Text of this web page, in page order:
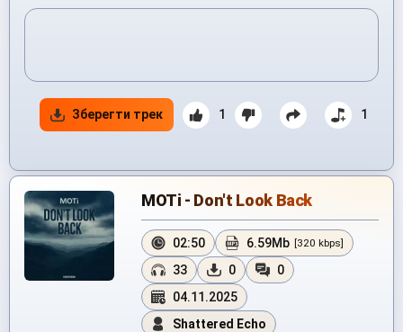
Зберегти трек 1 1
MOTi - Don't Look Back
02:50 6.59Mb [320 kbps]
33 0
0
04.11.2025
Shattered Echo